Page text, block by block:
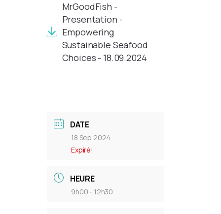
MrGoodFish -
Presentation -
Empowering
Sustainable Seafood
Choices - 18.09.2024
DATE
18 Sep 2024
Expiré!
HEURE
9h00 - 12h30